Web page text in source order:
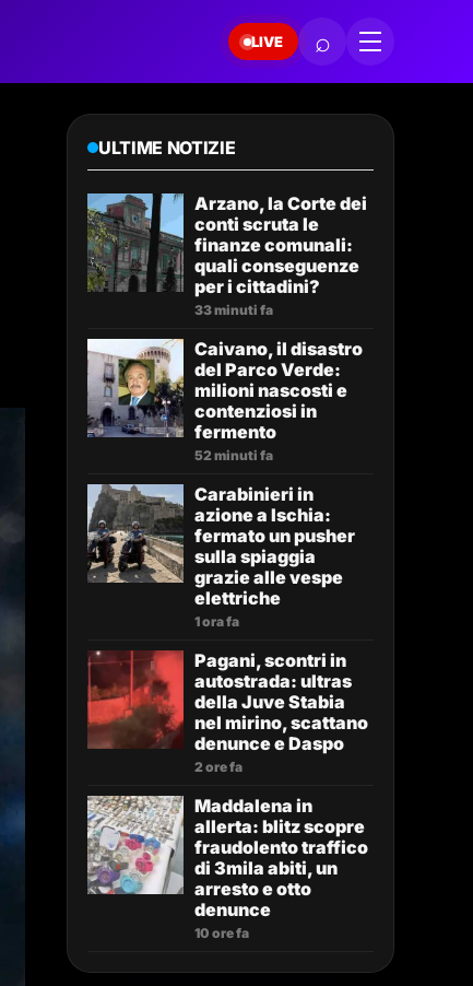
LIVE ⌕
ULTIME NOTIZIE
Arzano, la Corte dei
conti scruta le
finanze comunali:
quali conseguenze
per i cittadini?
33 minuti fa
Caivano, il disastro
del Parco Verde:
milioni nascosti e
contenziosi in
fermento
52 minuti fa
Carabinieri in
azione a Ischia:
fermato un pusher
sulla spiaggia
grazie alle vespe
elettriche
1 ora fa
Pagani, scontri in
autostrada: ultras
della Juve Stabia
nel mirino, scattano
denunce e Daspo
2 ore fa
Maddalena in
allerta: blitz scopre
fraudolento traffico
di 3mila abiti, un
arresto e otto
denunce
10 ore fa